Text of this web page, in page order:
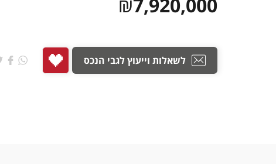
7,920,000
₪
לשאלות וייעוץ לגבי הנכס